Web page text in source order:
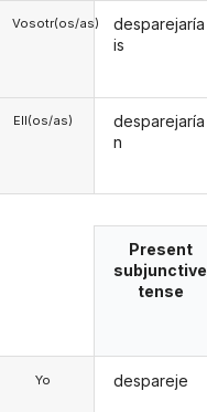
Vosotr(os/as)
Ell(os/as)
desparejaría
is
desparejaría
n
Yo
Present
subjunctive
tense
despareje